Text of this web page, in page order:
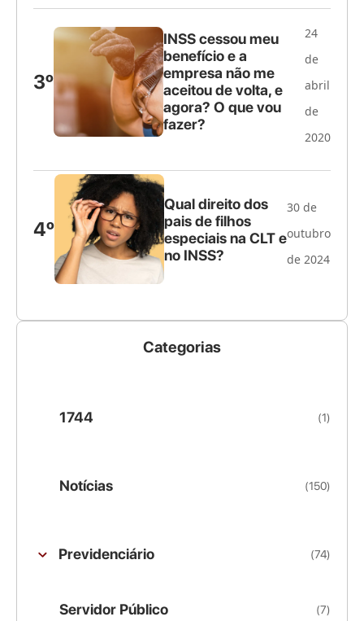
3º
INSS cessou meu
benefício e a
empresa não me
aceitou de volta, e
agora? O que vou
fazer?
24
de
abril
de
2020
4º
Qual direito dos
pais de filhos
especiais na CLT e
no INSS?
30 de
outubro
de 2024
Categorias
1744 (1)
Notícias (150)
Previdenciário (74)
Servidor Público (7)